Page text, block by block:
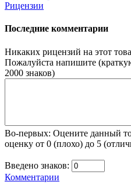
Рицензии
Последние комментарии
Никаких рицензий на этот
Пожалуйста напишите
2000 знаков)
Во-первых: Оцените данный
оценку от 0 (плохо) до 5
Введено знаков:
Комментарии